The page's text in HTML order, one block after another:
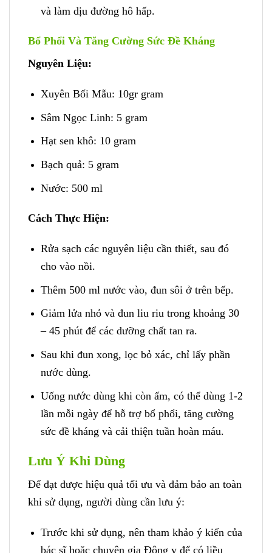
và làm dịu đường hô hấp.
Bổ Phổi Và Tăng Cường Sức Đề Kháng
Nguyên Liệu:
Xuyên Bối Mẫu: 10gr gram
Sâm Ngọc Linh: 5 gram
Hạt sen khô: 10 gram
Bạch quả: 5 gram
Nước: 500 ml
Cách Thực Hiện:
Rửa sạch các nguyên liệu cần thiết, sau đó
cho vào nồi.
Thêm 500 ml nước vào, đun sôi ở trên bếp.
Giảm lửa nhỏ và đun liu riu trong khoảng 30
– 45 phút để các dưỡng chất tan ra.
Sau khi đun xong, lọc bỏ xác, chỉ lấy phần
nước dùng.
Uống nước dùng khi còn ấm, có thể dùng 1-2
lần mỗi ngày để hỗ trợ bổ phổi, tăng cường
sức đề kháng và cải thiện tuần hoàn máu.
Lưu Ý Khi Dùng
Để đạt được hiệu quả tối ưu và đảm bảo an toàn
khi sử dụng, người dùng cần lưu ý:
Trước khi sử dụng, nên tham khảo ý kiến của
bác sĩ hoặc chuyên gia Đông y để có liều